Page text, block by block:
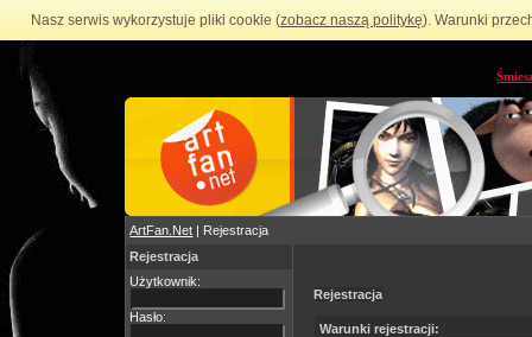
Nasz serwis wykorzystuje pliki cookie (zobacz naszą politykę). Warunki
ArtFan.Net | Rejestracja
Rejestracja
Użytkownik:
Hasło:
Rejestracja
Warunki rejestracji: